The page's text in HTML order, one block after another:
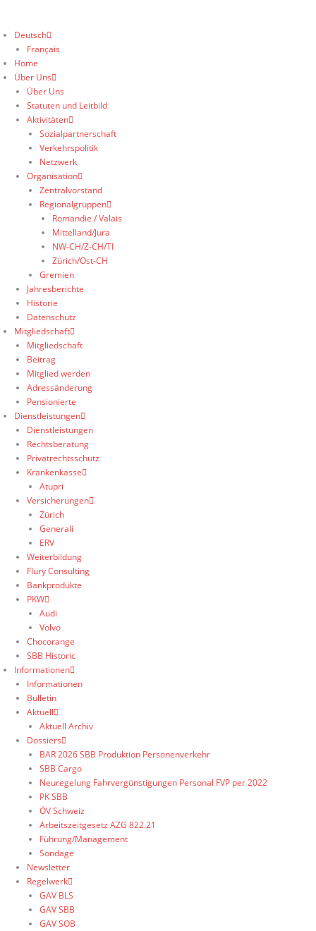
Deutsch
Français
Home
Über Uns
Über Uns
Statuten und Leitbild
Aktivitäten
Sozialpartnerschaft
Verkehrspolitik
Netzwerk
Organisation
Zentralvorstand
Regionalgruppen
Romandie / Valais
Mittelland/Jura
NW-CH/Z-CH/TI
Zürich/Ost-CH
Gremien
Jahresberichte
Historie
Datenschutz
Mitgliedschaft
Mitgliedschaft
Beitrag
Mitglied werden
Adressänderung
Pensionierte
Dienstleistungen
Dienstleistungen
Rechtsberatung
Privatrechtsschutz
Krankenkasse
Atupri
Versicherungen
Zürich
Generali
ERV
Weiterbildung
Flury Consulting
Bankprodukte
PKW
Audi
Volvo
Chocorange
SBB Historic
Informationen
Informationen
Bulletin
Aktuell
Aktuell Archiv
Dossiers
BAR 2026 SBB Produktion Personenverkehr
SBB Cargo
Neuregelung Fahrvergünstigungen Personal FVP per 2022
PK SBB
ÖV Schweiz
Arbeitszeitgesetz AZG 822.21
Führung/Management
Sondage
Newsletter
Regelwerk
GAV BLS
GAV SBB
GAV SOB